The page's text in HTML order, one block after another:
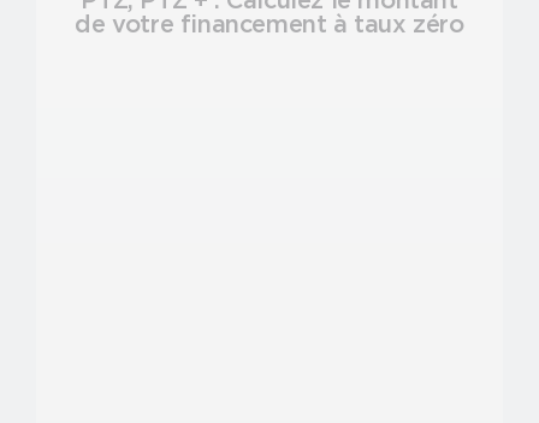
de votre financement à taux zéro